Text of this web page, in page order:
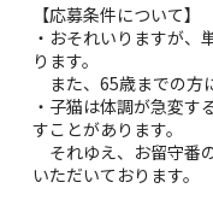
【応募条件について】
・おそれいりますが、
ります。
また、65歳までの方
・子猫は体調が急変す
すことがあります。
それゆえ、お留守番
いただいております。